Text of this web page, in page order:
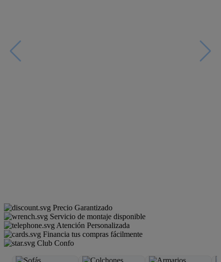
Precio Garantizado
Servicio de montaje disponible
Atención Personalizada
Financia tus compras fácilmente
Club Confo